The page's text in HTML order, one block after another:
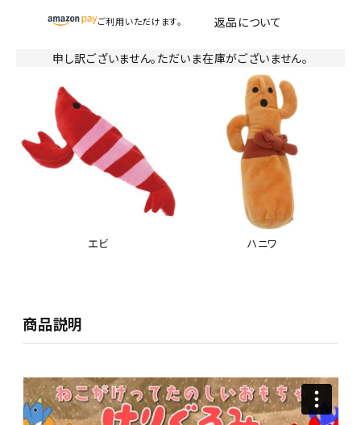
ご利用いただけます。 返品について
申し訳ございません。ただいま在庫がございません。
エビ ハニワ
商品説明